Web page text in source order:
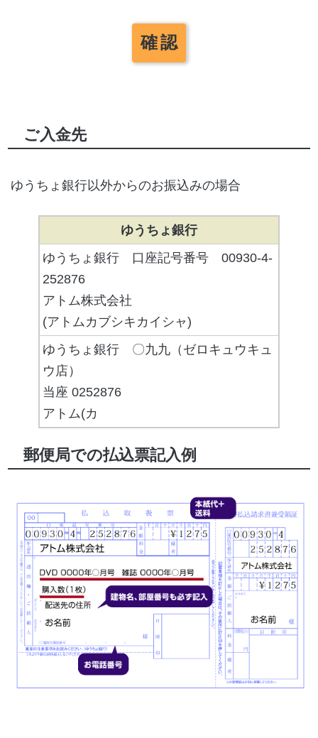
ご入金先
ゆうちょ銀行以外からのお振込みの場合
ゆうちょ銀行
ゆうちょ銀行 口座記号番号 00930-4-
252876
アトム株式会社
(アトムカブシキカイシャ)
ゆうちょ銀行 〇九九（ゼロキュウキュ
ウ店）
当座 0252876
アトム(カ
郵便局での払込票記入例